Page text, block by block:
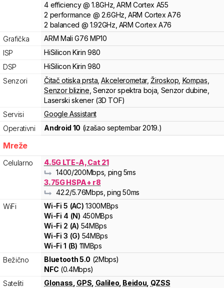
4 efficiency @ 1.8GHz,ARM Cortex A55
2 performance @ 2.6GHz,ARM Cortex A76
2 balanced @ 1.92GHz, ARM Cortex A76
Grafička
ARM Mali G76 MP10
ISP
HiSilicon Kirin 980
DSP
HiSilicon Kirin 980
Senzori
Čitač otiska prsta ,Akcelerometar,Žiroskop Kompas
Senzor blizine Senzor spektra boja Senzor dubine
Laserski skener (3D TOF)
Servisi
Google Assistant
Operativni
Android 10 (izašao septembar 2019.)
Mreže
Celularno
4.5G LTE-A, Cat 21
1400/200Mbps , ping 5ms
3.75G HSPA+ r8
42.2/5.76Mbps , ping 50ms
WiFi
Wi-Fi5 (AC) 1300MBps
Wi-Fi 4 (N) 450MBps
Wi-Fi 2 (A) 54MBps
Wi-Fi3 (G) 54MBps
Wi-Fi1 (B) 11MBps
Bežično
Bluetooth 5.0 (2Mbps)
NFC (0.4Mbps)
Sateliti
Glonass GPS Galileo Beidou QZSS